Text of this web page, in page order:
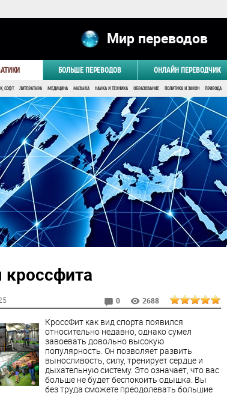
Мир переводов
БОЛЬШЕ ПЕРЕВОДОВ ОНЛАЙН ПЕРЕВОДЧИК
СОФТ ЛИТЕРАТУРА МЕДИЦИНА МУЗЫКА НАУКА И ТЕХНИКА ОБРАЗОВАНИЕ ПОЛИТИКА И ЗАКОН ПРИРОДА
0 2688
КроссФит как вид спорта появился
относительно недавно, однако сумел
завоевать довольно высокую
популярность. Он позволяет развить
выносливость, силу, тренирует сердце и
дыхательную систему. Это означает, что вас
больше не будет беспокоить одышка. Вы
без труда сможете преодолевать большие